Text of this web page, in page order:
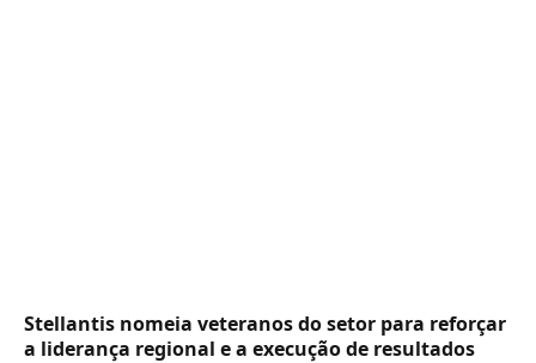
Stellantis nomeia veteranos do setor para reforçar
a liderança regional e a execução de resultados